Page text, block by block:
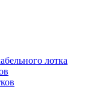
лотка